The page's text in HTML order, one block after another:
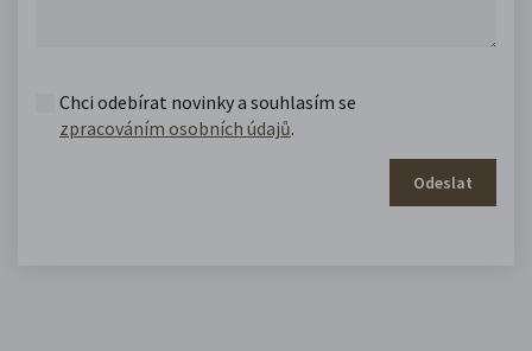
Chci odebírat novinky a souhlasím se
zpracováním osobních údajů.
Odeslat